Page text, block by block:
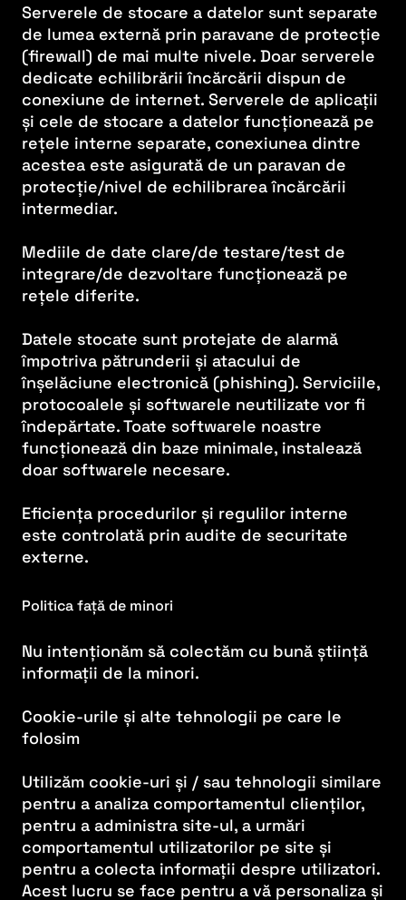
Serverele de stocare a datelor sunt separate
de lumea externă prin paravane de protecție
(firewall) de mai multe nivele. Doar serverele
dedicate echilibrării încărcării dispun de
conexiune de internet. Serverele de aplicații
și cele de stocare a datelor funcționează pe
rețele interne separate, conexiunea dintre
acestea este asigurată de un paravan de
protecție/nivel de echilibrarea încărcării
intermediar.
Mediile de date clare/de testare/test de
integrare/de dezvoltare funcționează pe
rețele diferite.
Datele stocate sunt protejate de alarmă
împotriva pătrunderii și atacului de
înșelăciune electronică (phishing). Serviciile,
protocoalele și softwarele neutilizate vor fi
îndepărtate. Toate softwarele noastre
funcționează din baze minimale, instalează
doar softwarele necesare.
Eficiența procedurilor și regulilor interne
este controlată prin audite de securitate
externe.
Politica față de minori
Nu intenționăm să colectăm cu bună știință
informații de la minori.
Cookie-urile și alte tehnologii pe care le
folosim
Utilizăm cookie-uri și / sau tehnologii similare
pentru a analiza comportamentul clienților,
pentru a administra site-ul, a urmări
comportamentul utilizatorilor pe site și
pentru a colecta informații despre utilizatori.
Acest lucru se face pentru a vă personaliza și